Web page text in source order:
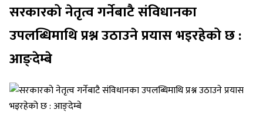
सरकारको नेतृत्व गर्नेबाटै संविधानका
उपलब्धिमाथि प्रश्न उठाउने प्रयास भइरहेको छ :
आङ्देम्बे